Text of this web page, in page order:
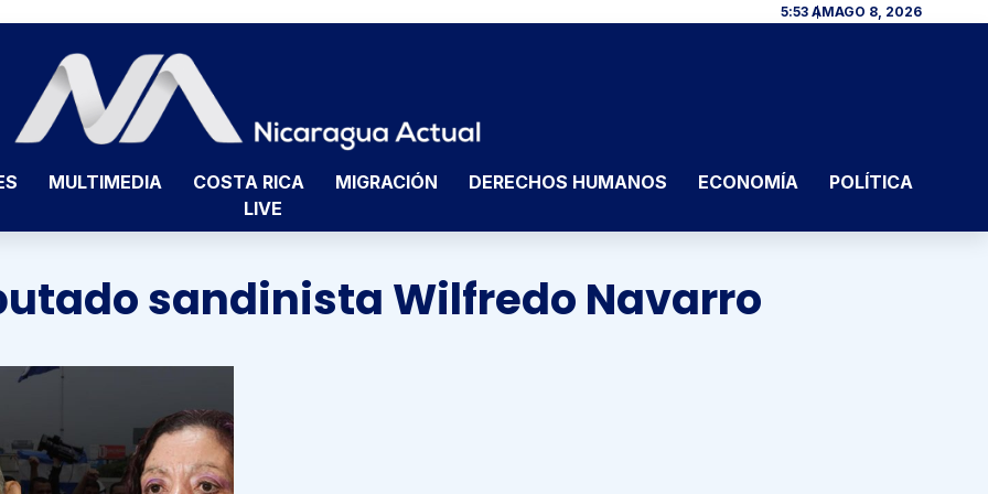
5:53 AMAGO 8, 2026
MULTIMEDIA COSTA RICA MIGRACIÓN DERECHOS HUMANOS ECONOMÍA
POLÍTICA
LIVE
sandinista Wilfredo Navarro